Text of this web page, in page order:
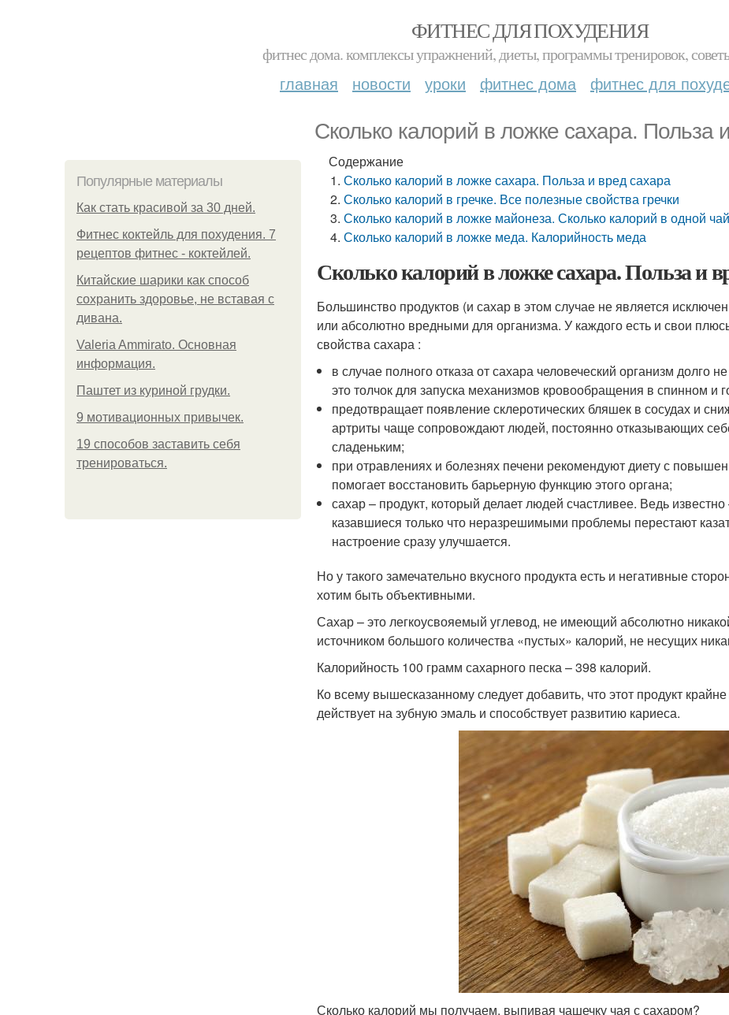
ФИТНЕС ДЛЯ ПОХУДЕНИЯ
фитнес дома. комплексы упражнений, диеты, программы тренировок,
главная новости уроки фитнес дома фитнес для
Сколько калорий в ложке сахара. Польза
Популярные материалы
Как стать красивой за 30 дней.
Фитнес коктейль для похудения. 7
рецептов фитнес - коктейлей.
Китайские шарики как способ
сохранить здоровье, не вставая с
дивана.
Valeria Ammirato. Основная
информация.
Паштет из куриной грудки.
9 мотивационных привычек.
19 способов заставить себя
тренироваться.
Содержание
Сколько калорий в ложке сахара. Польза и вред сахара
Сколько калорий в гречке. Все полезные свойства гречки
Сколько калорий в ложке майонеза. Сколько калорий в одной
Сколько калорий в ложке меда. Калорийность меда
Сколько калорий в ложке сахара. Польза и
Большинство продуктов (и сахар в этом случае не является
или абсолютно вредными для организма. У каждого есть и свои
свойства сахара :
в случае полного отказа от сахара человеческий организм долго
это толчок для запуска механизмов кровообращения в спинном и
предотвращает появление склеротических бляшек в сосудах и
артриты чаще сопровождают людей, постоянно отказывающих
сладеньким;
при отравлениях и болезнях печени рекомендуют диету с
помогает восстановить барьерную функцию этого органа;
сахар – продукт, который делает людей счастливее. Ведь
казавшиеся только что неразрешимыми проблемы перестают
настроение сразу улучшается.
Но у такого замечательно вкусного продукта есть и негативные
хотим быть объективными.
Сахар – это легкоусвояемый углевод, не имеющий абсолютно
источником большого количества «пустых» калорий, не несущих
Калорийность 100 грамм сахарного песка – 398 калорий.
Ко всему вышесказанному следует добавить, что этот продукт
действует на зубную эмаль и способствует развитию кариеса.
Сколько калорий мы получаем, выпивая чашечку чая с сахаром?